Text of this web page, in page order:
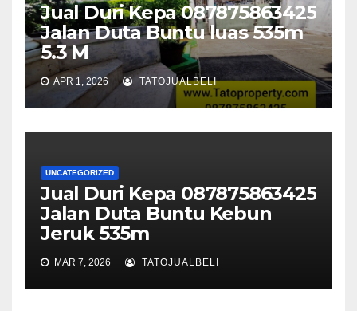
Jual Duri Kepa 087875863425
Jalan Duta Buntu luas 535m
5.3 M
APR 1, 2026 TATOJUALBELI
UNCATEGORIZED
Jual Duri Kepa 087875863425
Jalan Duta Buntu Kebun
Jeruk 535m
MAR 7, 2026 TATOJUALBELI